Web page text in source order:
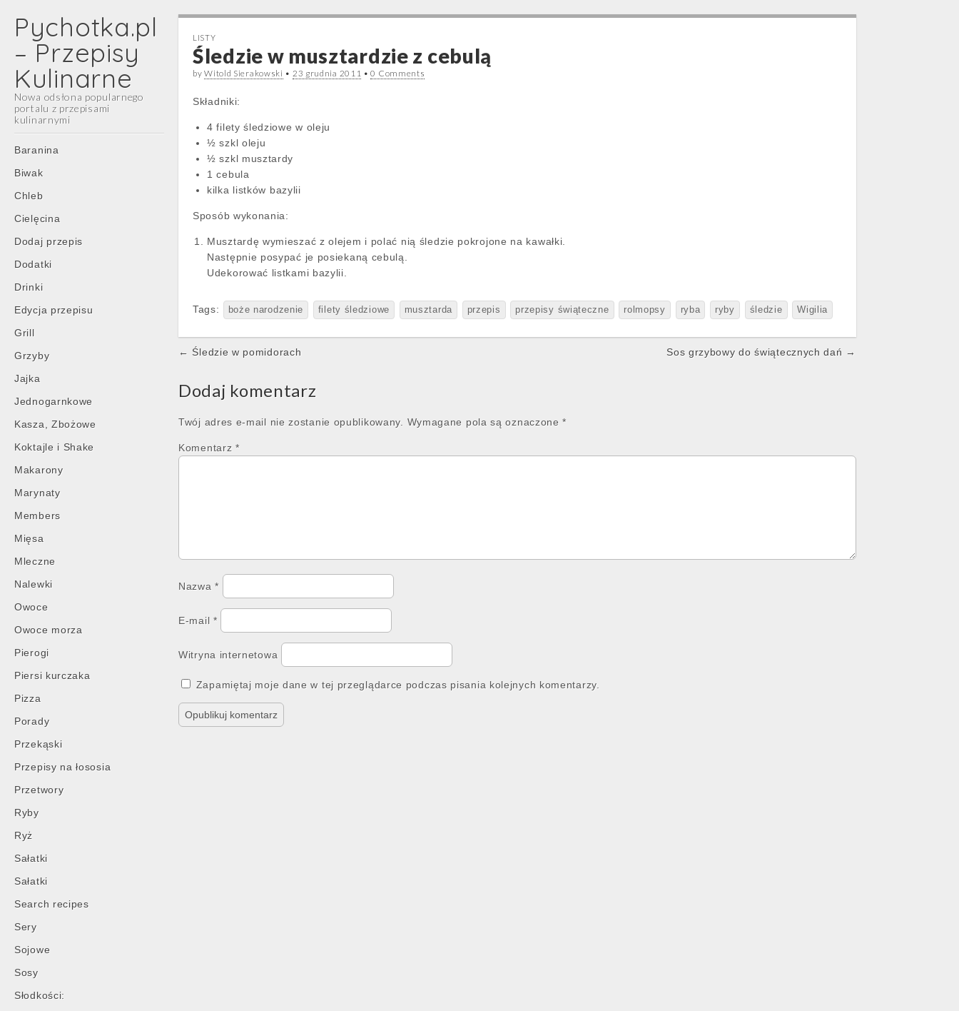
Pychotka.pl
– Przepisy
Kulinarne
Nowa odsłona popularnego
portalu z przepisami
kulinarnymi
Main
menu
Skip
content
Baranina
Biwak
Chleb
Cielęcina
Dodaj przepis
Dodatki
Drinki
Edycja przepisu
Grill
Grzyby
Jajka
Jednogarnkowe
Kasza, Zbożowe
Koktajle i Shake
Makarony
Marynaty
Members
Mięsa
Mleczne
Nalewki
Owoce
Owoce morza
Pierogi
Piersi kurczaka
Pizza
Porady
Przekąski
Przepisy na łososia
Przetwory
Ryby
Ryż
Sałatki
Sałatki
Search recipes
Sery
Sojowe
Sosy
Słodkości:
LISTY
Śledzie w musztardzie z cebulą
byWitold Sierakowski • 23 grudnia 2011 •0 Comments
Składniki:
4 filety śledziowe w oleju
½ szkl oleju
½ szkl musztardy
1 cebula
kilka listków bazylii
Sposób wykonania:
Musztardę wymieszać z olejem i polać nią śledzie pokrojone na kawałki.
Następnie posypać je posiekaną cebulą.
Udekorować listkami bazylii.
Tags: boże narodzenie filety śledziowe musztarda przepis przepisy świąteczne rolmopsy ryba ryby śledzie Wigilia
Post
← Śledzie w pomidorach Sos grzybowy do świątecznych dań →
Dodaj komentarz
Twój adres e-mail nie zostanie opublikowany. Wymagane pola są oznaczone*
Komentarz *
Nazwa*
E-mail *
Witryna internetowa
Zapamiętaj moje dane w tej przeglądarce podczas pisania kolejnych komentarzy.